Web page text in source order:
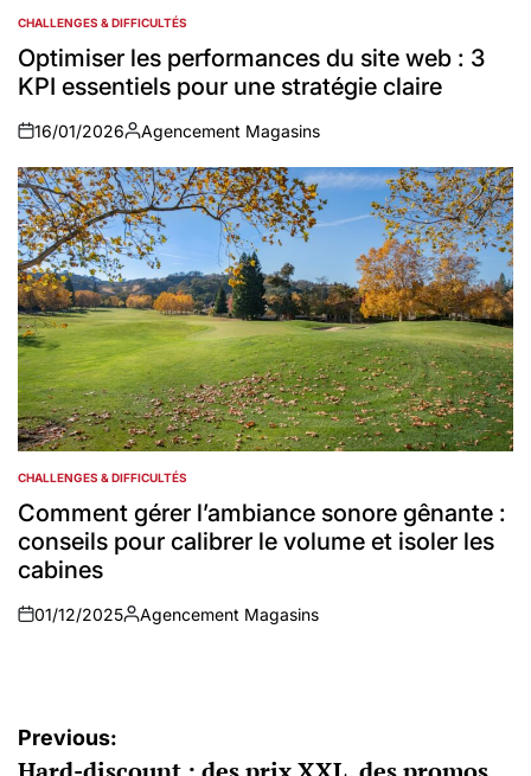
POSTED
IN
CHALLENGES & DIFFICULTÉS
Optimiser les performances du site web : 3
KPI essentiels pour une stratégie claire
on
16/01/2026
Auteur
Agencement Magasins
POSTED
IN
CHALLENGES & DIFFICULTÉS
Comment gérer l’ambiance sonore gênante :
conseils pour calibrer le volume et isoler les
cabines
on
01/12/2025
Auteur
Agencement Magasins
Navigation
Previous: